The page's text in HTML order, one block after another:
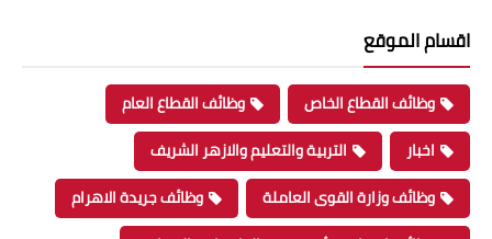
اقسام الموقع
وظائف القطاع الخاص
وظائف القطاع العام
اخبار
التربية والتعليم والازهر الشريف
وظائف وزارة القوى العاملة
وظائف جريدة الاهرام